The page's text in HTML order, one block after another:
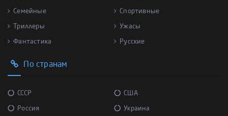
Семейные Спортивные
Триллеры Ужасы
Фантастика Русские
По странам
СССР США
Россия Украина